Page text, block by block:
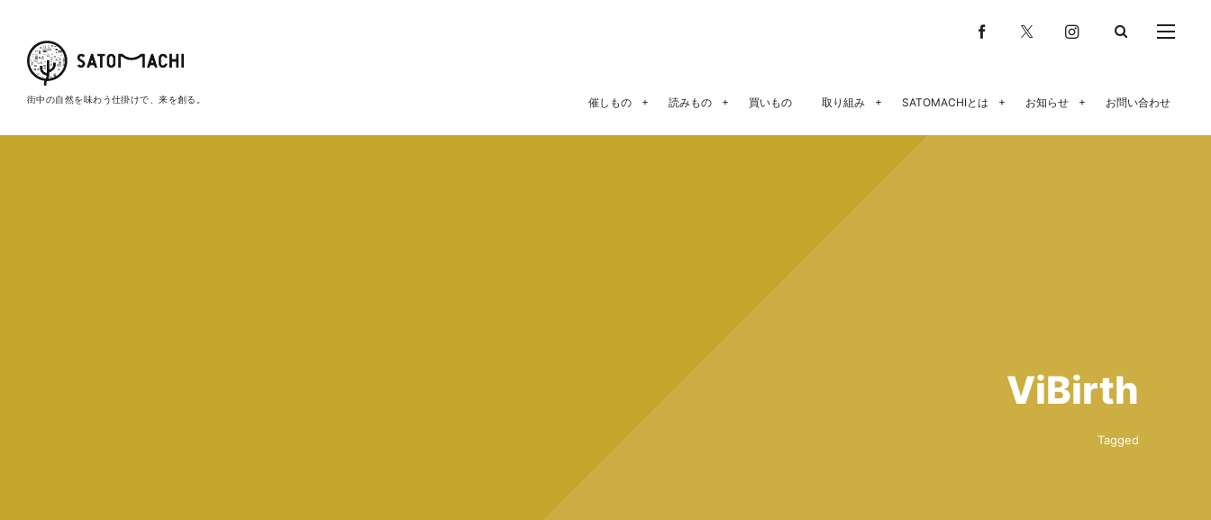
街中の自然を味わう仕掛けで、来を創る。 催しもの 読みもの 買いもの 取り組み SATOMACHIとは お知らせ お問い合わせ
ViBirth
Tagged